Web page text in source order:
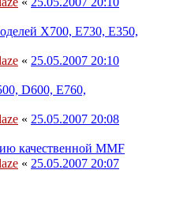
Х700, Е730, Е350,
« 25.05.2007 20:10
D600, E760,
« 25.05.2007 20:08
качественной MMF
« 25.05.2007 20:07